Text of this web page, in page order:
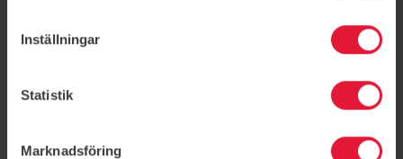
Inställningar
Statistik
MarknadsföringLees meer over F&S in Brussel